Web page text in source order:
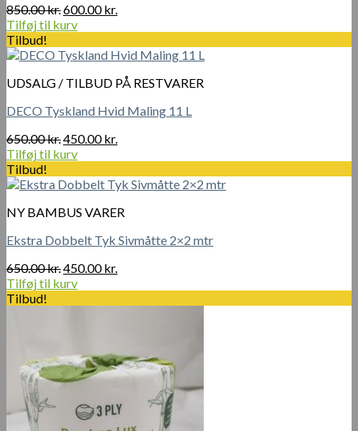
850.00kr.Den
oprindelige
var:
600.00kr.
er:
Tilføj til kurv
Tilbud!
UDSALG / TILBUD PÅ RESTVARER
DECO Tyskland Hvid Maling 11 L
650.00kr.Den
oprindelige
var:
450.00kr.
er:
Tilføj til kurv
Tilbud!
NY BAMBUS VARER
Ekstra Dobbelt Tyk Sivmåtte 2×2 mtr
650.00kr.Den
oprindelige
450.00kr.
Tilføj til kurv
Tilbud!